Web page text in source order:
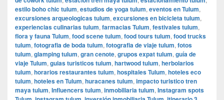
estilo boho chic tulum, estudios de yoga tulum, eventos en Tulum,
excursiones arqueologicas tulum, excursiones en bicicleta tulum,
experiencias culinarias tulum, farmacias Tulum, festivales tulum,
flora y fauna Tulum, food scene tulum, food tours tulum, food trucks
tulum, fotografia de boda tulum, fotografia de viaje tulum, fotos
tulum, glamping tulum, gran cenote, grupos expat tulum, guía de
viaje Tulum, guias turisticos tulum, hartwood tulum, herbolarios
tulum, horarios restaurantes tulum, hospitales Tulum, hoteles eco
tulum, hoteles en Tulum, huracanes tulum, impacto turistico tren
maya tulum, Influencers tulum, inmobiliaria tulum, Instagram spots